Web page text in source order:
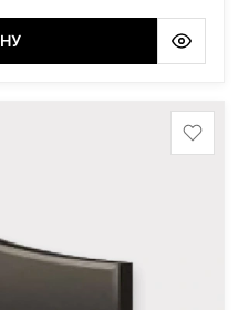
Сюксюансаари
(Россия, Мурманская
Размер стелы: